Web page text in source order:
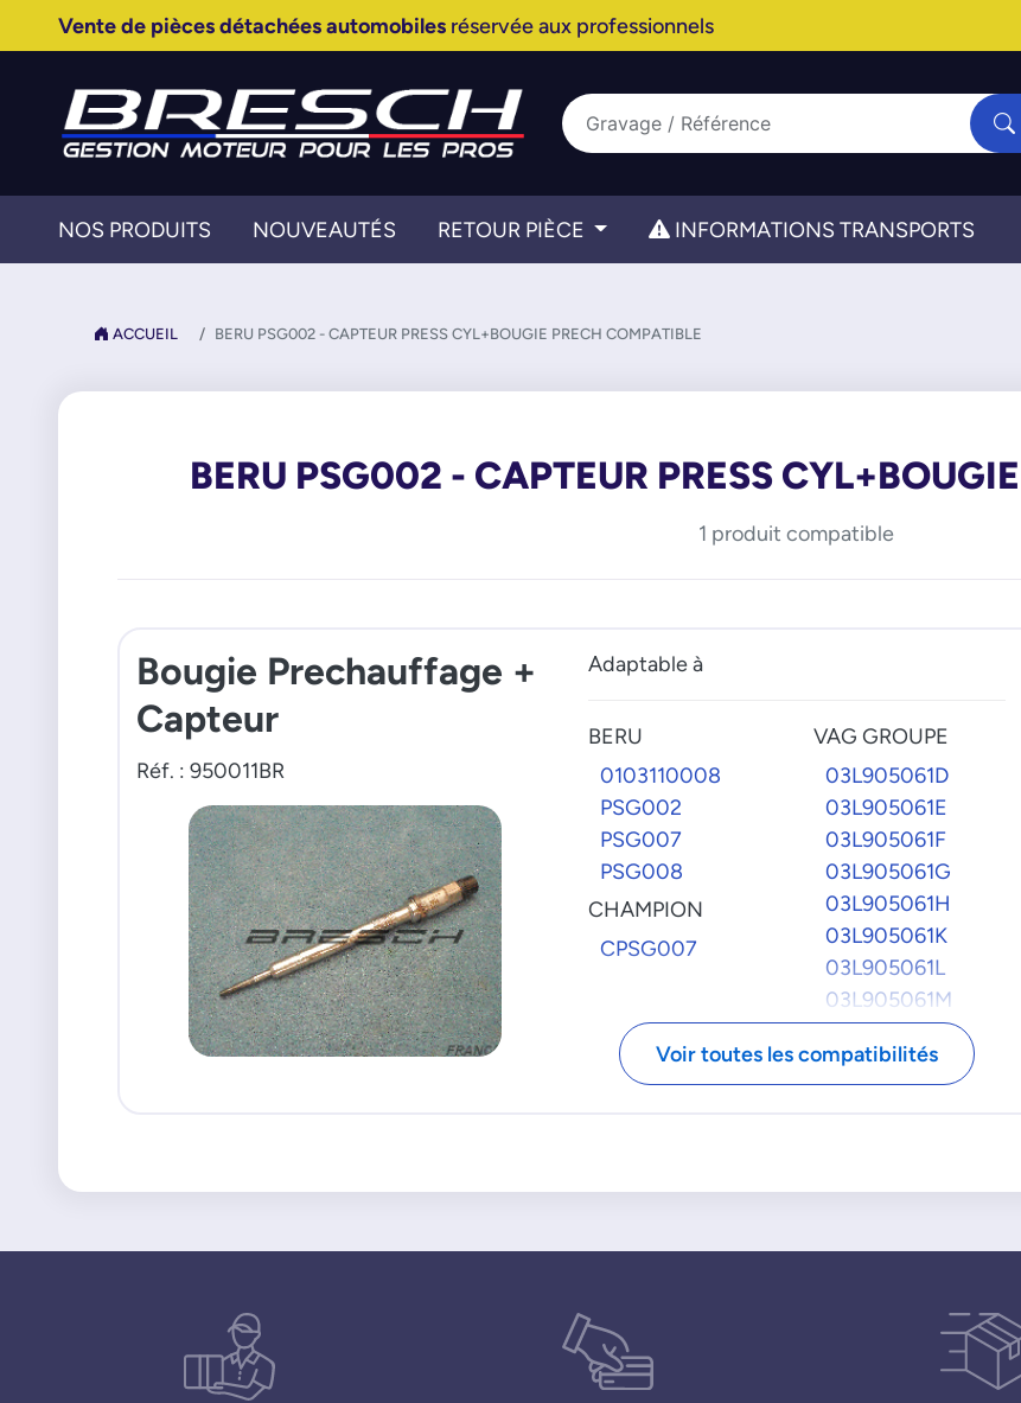
Vente de pièces détachées automobilesréservée aux professionnels
NOS PRODUITS NOUVEAUTÉS RETOUR PIÈCE INFORMATIONS TRANSPORTS
ACCUEIL BERU PSG002 - CAPTEUR PRESS CYL+BOUGIE PRECH COMPATIBLE
BERU PSG002 - CAPTEUR PRESS
1 produit compatible
Bougie Prechauffage +
Capteur
Réf. : 950011BR
Adaptable à
BERU
0103110008
PSG002
PSG007
PSG008
CHAMPION
CPSG007
VAG GROUPE
03L905061D
03L905061E
03L905061F
03L905061G
03L905061H
03L905061K
03L905061L
03L905061M
059905061E
059905061H
Voir toutes les compatibilités